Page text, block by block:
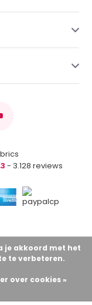
- 3.128 reviews
je akkoord met het
te verbeteren.
over cookies »